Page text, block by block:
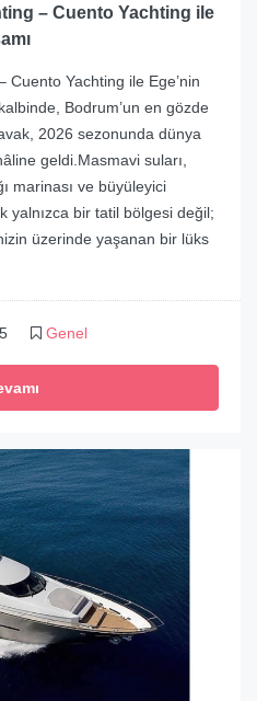
– Cuento Yachting ile
Cuento Yachting ile Ege’nin
Bodrum’un en gözde
2026 sezonunda dünya
geldi.Masmavi suları,
marinası ve büyüleyici
yalnızca bir tatil bölgesi değil;
üzerinde yaşanan bir lüks
Genel